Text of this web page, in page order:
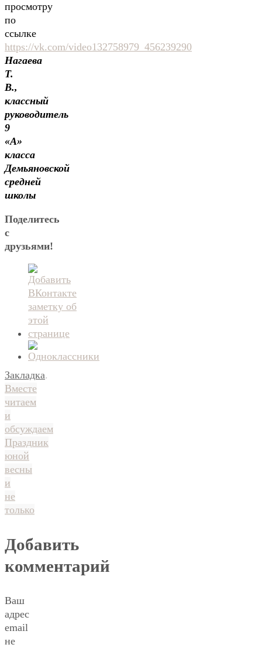
просмотру
по
ссылке
https://vk.com/video132758979_456239290
Нагаева
Т.
В.,
классный
руководитель
9
«А»
класса
Демьяновской
средней
школы
Поделитесь
с
друзьями!
Закладка.
Вместе
читаем
и
обсуждаем
Праздник
юной
весны
и
не
только
Добавить
комментарий
Ваш
адрес
email
не